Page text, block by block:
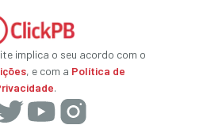
implica o seu acordo com o
, e com a Política de
.